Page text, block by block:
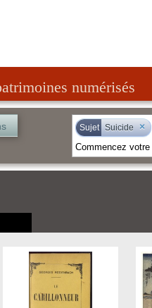
numérisés
Sujet Suicide ×